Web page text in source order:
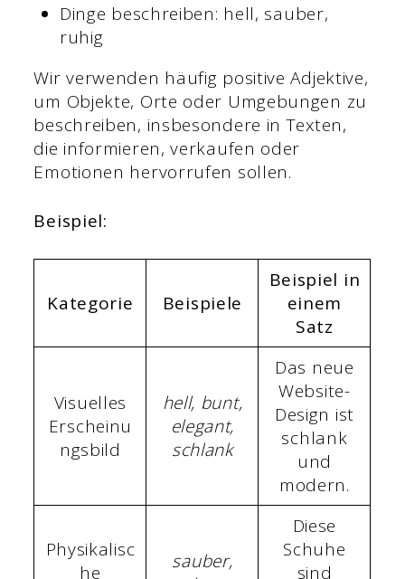
Dinge beschreiben: hell, sauber,
ruhig
Wir verwenden häufig positive Adjektive,
um Objekte, Orte oder Umgebungen zu
beschreiben, insbesondere in Texten,
die informieren, verkaufen oder
Emotionen hervorrufen sollen.
Beispiel:
Kategorie Beispiele
Beispiel in
einem
Satz
Visuelles
Erscheinu
ngsbild
hell, bunt,
elegant,
schlank
Das neue
Website-
Design ist
schlank
und
modern.
Physikalisc
he
sauber,
Diese
Schuhe
sind